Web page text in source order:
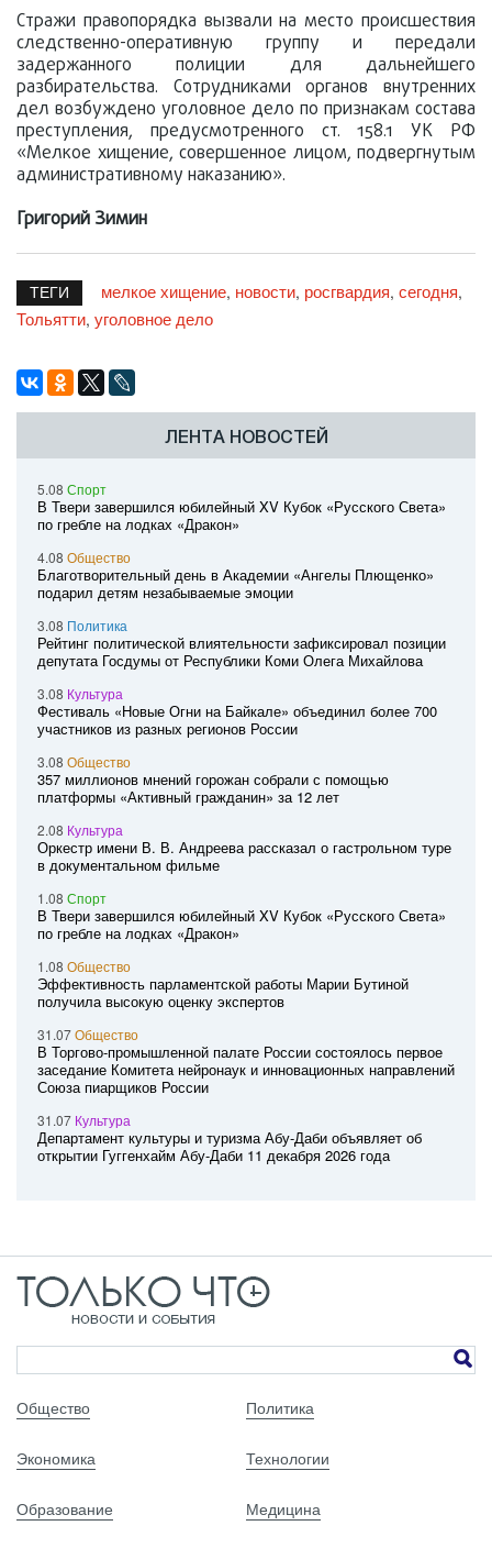
Стражи правопорядка вызвали на место происшествия
следственно-оперативную группу и передали
задержанного полиции для дальнейшего
разбирательства. Сотрудниками органов внутренних
дел возбуждено уголовное дело по признакам состава
преступления, предусмотренного ст. 158.1 УК РФ
«Мелкое хищение, совершенное лицом, подвергнутым
административному наказанию».
Григорий Зимин
ТЕГИ мелкое хищение, новости, росгвардия, сегодня,
Тольятти, уголовное дело
ЛЕНТА НОВОСТЕЙ
5.08 Спорт
В Твери завершился юбилейный XV Кубок «Русского Света»
по гребле на лодках «Дракон»
4.08 Общество
Благотворительный день в Академии «Ангелы Плющенко»
подарил детям незабываемые эмоции
3.08 Политика
Рейтинг политической влиятельности зафиксировал позиции
депутата Госдумы от Республики Коми Олега Михайлова
3.08 Культура
Фестиваль «Новые Огни на Байкале» объединил более 700
участников из разных регионов России
3.08 Общество
357 миллионов мнений горожан собрали с помощью
платформы «Активный гражданин» за 12 лет
2.08 Культура
Оркестр имени В. В. Андреева рассказал о гастрольном туре
в документальном фильме
1.08 Спорт
В Твери завершился юбилейный XV Кубок «Русского Света»
по гребле на лодках «Дракон»
1.08 Общество
Эффективность парламентской работы Марии Бутиной
получила высокую оценку экспертов
31.07Общество
В Торгово-промышленной палате России состоялось первое
заседание Комитета нейронаук и инновационных направлений
Союза пиарщиков России
31.07 Культура
Департамент культуры и туризма Абу-Даби объявляет об
открытии Гуггенхайм Абу-Даби 11 декабря 2026 года
Общество Политика
Экономика Технологии
Образование Медицина